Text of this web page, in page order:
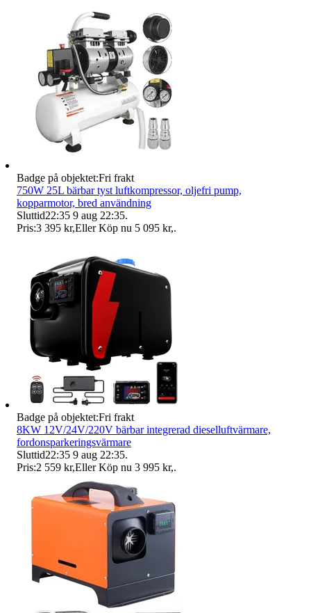
Badge på objektet:Fri frakt
750W 25L bärbar tyst luftkompressor, oljefri pump,
kopparmotor, bred användning
Sluttid22:35 9 aug 22:35.
Pris:3 395 kr,Eller Köp nu 5 095 kr,.
Badge på objektet:Fri frakt
8KW 12V/24V/220V bärbar integrerad dieselluftvärmare,
fordonsparkeringsvärmare
Sluttid22:35 9 aug 22:35.
Pris:2 559 kr,Eller Köp nu 3 995 kr,.